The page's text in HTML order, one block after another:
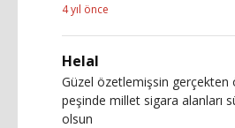
4 yıl önce
Helal
Güzel özetlemişsin
peşinde millet sigara alanları
olsun